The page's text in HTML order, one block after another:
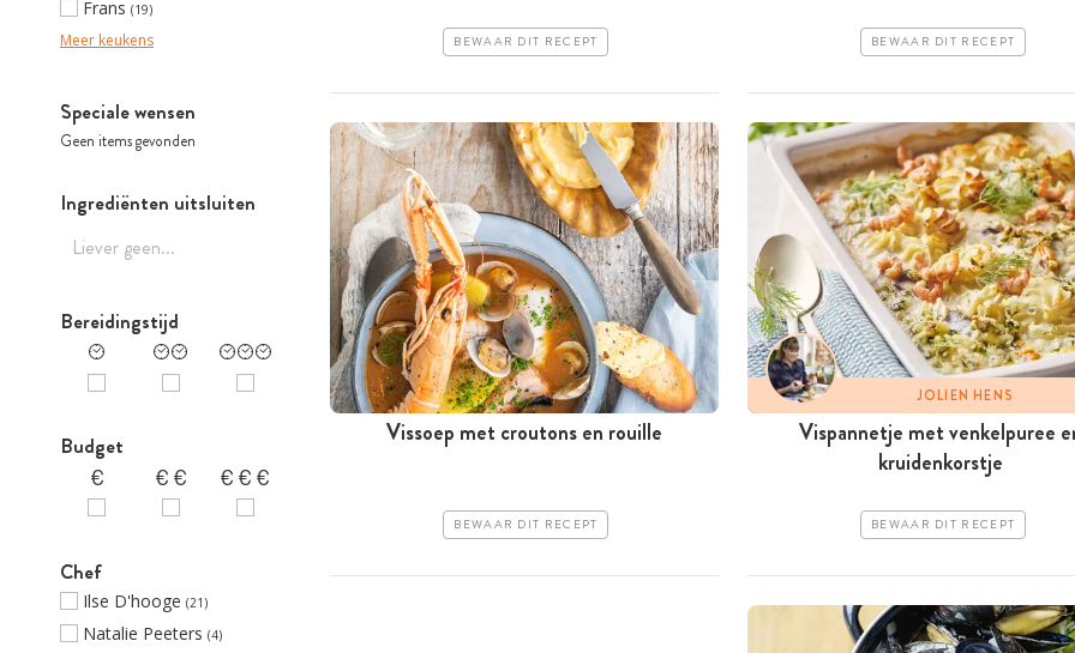
Frans (19)
Meer keukens
Speciale wensen
Geen items gevonden
Ingrediënten uitsluiten
Bereidingstijd
Budget
Chef
Ilse D'hooge (21)
Natalie Peeters (4)
BEWAAR DIT RECEPT BEWAAR DIT RECEPT
Vissoep met croutons en rouille
BEWAAR DIT RECEPT
JOLIEN HENS
Vispannetje met venkelpuree
kruidenkorstje
BEWAAR DIT RECEPT